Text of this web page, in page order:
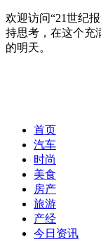
欢迎访问“21世纪
持思考，在这个充
的明天。
首页
汽车
时尚
美食
房产
旅游
产经
今日资讯